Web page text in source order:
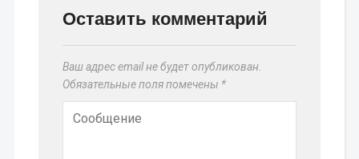
Оставить комментарий
Ваш адрес email не будет опубликован.
Обязательные поля помечены *